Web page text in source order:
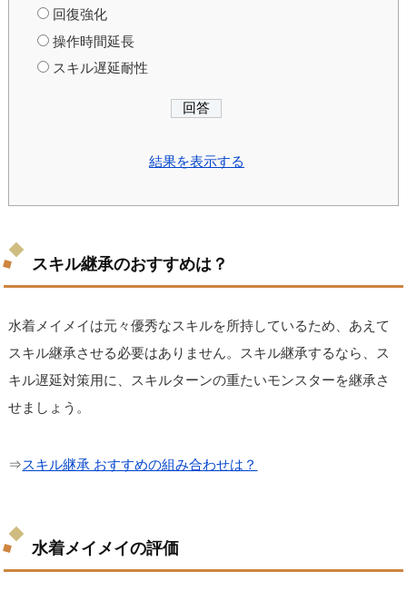
回復強化
操作時間延長
スキル遅延耐性
結果を表示する
スキル継承のおすすめは？
水着メイメイは元々優秀なスキルを所持しているため、あえて
スキル継承させる必要はありません。スキル継承するなら、ス
キル遅延対策用に、スキルターンの重たいモンスターを継承さ
せましょう。
⇒スキル継承 おすすめの組み合わせは？
水着メイメイの評価